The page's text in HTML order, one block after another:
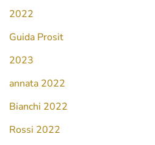
2022
Guida Prosit
2023
annata 2022
Bianchi 2022
Rossi 2022